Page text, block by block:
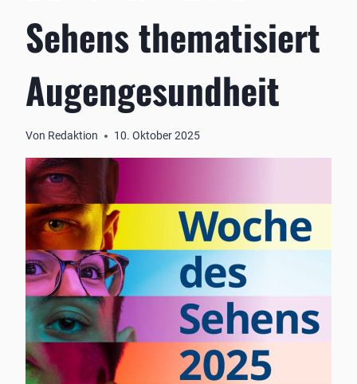
Sehens thematisiert
Augengesundheit
Von Redaktion 10. Oktober 2025